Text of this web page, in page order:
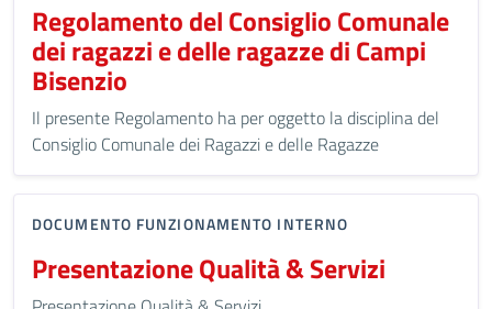
Regolamento del Consiglio Comunale
dei ragazzi e delle ragazze di Campi
Bisenzio
Il presente Regolamento ha per oggetto la disciplina del
Consiglio Comunale dei Ragazzi e delle Ragazze
DOCUMENTO FUNZIONAMENTO INTERNO
Presentazione Qualità & Servizi